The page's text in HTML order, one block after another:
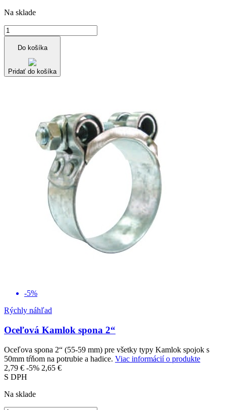
Na sklade
Do košíka
Pridať do košíka
-5%
Rýchly náhľad
Oceľová Kamlok spona 2“
Oceľova spona 2“ (55-59 mm) pre všetky typy Kamlok spojok s
50mm tŕňom na potrubie a hadice. Viac informácií o produkte
2,79 € -5% 2,65 €
S DPH
Na sklade